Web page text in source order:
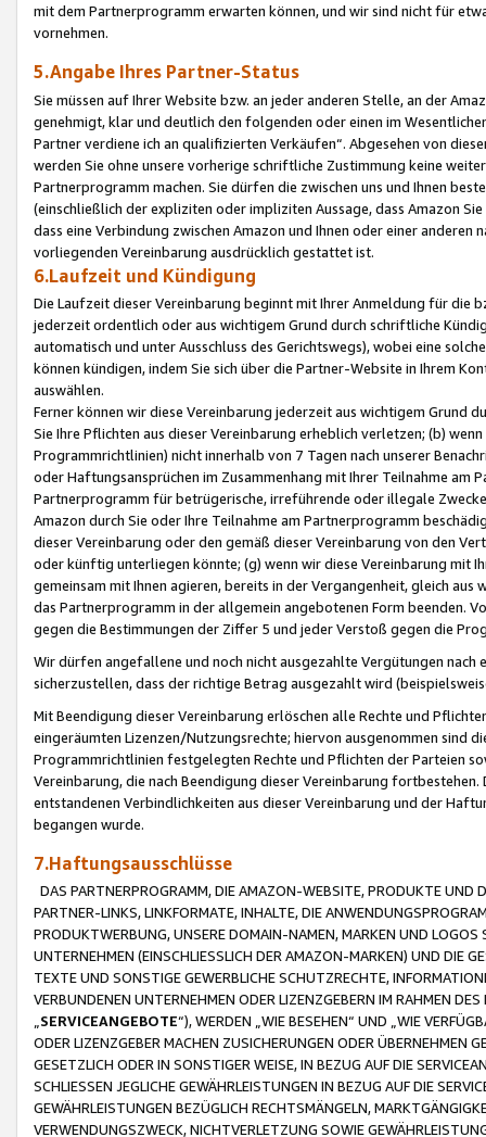
mit dem Partnerprogramm erwarten können, und wir sind nicht für
vornehmen.
5.Angabe Ihres Partner-Status
Sie müssen auf Ihrer Website bzw. an jeder anderen Stelle, an der
genehmigt, klar und deutlich den folgenden oder einen im
Partner verdiene ich an qualifizierten Verkäufen“. Abgesehen von
werden Sie ohne unsere vorherige schriftliche Zustimmung keine
Partnerprogramm machen. Sie dürfen die zwischen uns und Ihnen
(einschließlich der expliziten oder impliziten Aussage, dass Amazon
dass eine Verbindung zwischen Amazon und Ihnen oder einer
vorliegenden Vereinbarung ausdrücklich gestattet ist.
6.Laufzeit und Kündigung
Die Laufzeit dieser Vereinbarung beginnt mit Ihrer Anmeldung für die
jederzeit ordentlich oder aus wichtigem Grund durch schriftliche
automatisch und unter Ausschluss des Gerichtswegs), wobei eine
können kündigen, indem Sie sich über die Partner-Website in Ihrem
auswählen.
Ferner können wir diese Vereinbarung jederzeit aus wichtigem Grund
Sie Ihre Pflichten aus dieser Vereinbarung erheblich verletzen; (b)
Programmrichtlinien) nicht innerhalb von 7 Tagen nach unserer
oder Haftungsansprüchen im Zusammenhang mit Ihrer Teilnahme am
Partnerprogramm für betrügerische, irreführende oder illegale
Amazon durch Sie oder Ihre Teilnahme am Partnerprogramm
dieser Vereinbarung oder den gemäß dieser Vereinbarung von den
oder künftig unterliegen könnte; (g) wenn wir diese Vereinbarung mit
gemeinsam mit Ihnen agieren, bereits in der Vergangenheit, gleich
das Partnerprogramm in der allgemein angebotenen Form beenden.
gegen die Bestimmungen der Ziffer 5 und jeder Verstoß gegen die
Wir dürfen angefallene und noch nicht ausgezahlte Vergütungen
sicherzustellen, dass der richtige Betrag ausgezahlt wird
Mit Beendigung dieser Vereinbarung erlöschen alle Rechte und
eingeräumten Lizenzen/Nutzungsrechte; hiervon ausgenommen sind
Programmrichtlinien festgelegten Rechte und Pflichten der Parteien
Vereinbarung, die nach Beendigung dieser Vereinbarung
entstandenen Verbindlichkeiten aus dieser Vereinbarung und der
begangen wurde.
7.Haftungsausschlüsse
DAS PARTNERPROGRAMM, DIE AMAZON-WEBSITE, PRODUKTE UND
PARTNER-LINKS, LINKFORMATE, INHALTE, DIE
PRODUKTWERBUNG, UNSERE DOMAIN-NAMEN, MARKEN UND
UNTERNEHMEN (EINSCHLIESSLICH DER AMAZON-MARKEN) UND DIE
TEXTE UND SONSTIGE GEWERBLICHE SCHUTZRECHTE,
VERBUNDENEN UNTERNEHMEN ODER LIZENZGEBERN IM RAHMEN
SERVICEANGEBOTE“), WERDEN „WIE BESEHEN“ UND „WIE
ODER LIZENZGEBER MACHEN ZUSICHERUNGEN ODER ÜBERNEHMEN
GESETZLICH ODER IN SONSTIGER WEISE, IN BEZUG AUF DIE
SCHLIESSEN JEGLICHE GEWÄHRLEISTUNGEN IN BEZUG AUF DIE
GEWÄHRLEISTUNGEN BEZÜGLICH RECHTSMÄNGELN,
VERWENDUNGSZWECK, NICHTVERLETZUNG SOWIE